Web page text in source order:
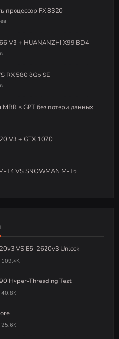
процессор FX 8320
V3 + HUANANZHI X99 BD4
RX 580 8Gb SE
MBR в GPT без потери данных
V3 + GTX 1070
T4 VS SNOWMAN M-T6
VS E5-2620v3 Unlock
109.4K
Hyper-Threading Test
40.8K
25.6K